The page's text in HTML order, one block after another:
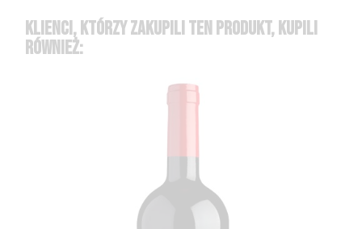
KLIENCI, KTÓRZY ZAKUPILI TEN PRODUKT, KUPILI
RÓWNIEŻ: